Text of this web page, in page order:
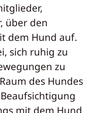
über den
dem Hund auf.
sich ruhig zu
zu
des Hundes
mit dem Hund